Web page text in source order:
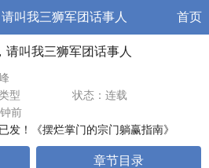
叫我三狮军团话事人 首页
请叫我三狮军团话事人
型
状态：连载
前
发！《摆烂掌门的宗门躺赢指南》
章节目录